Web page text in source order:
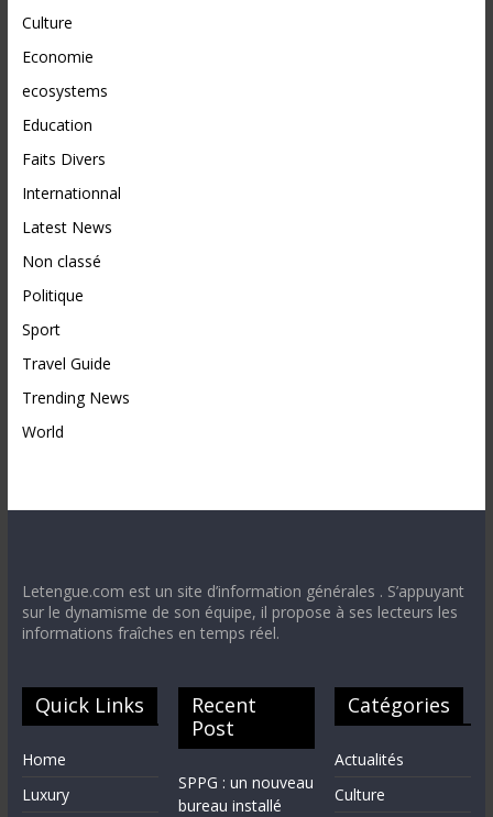
Culture
Economie
ecosystems
Education
Faits Divers
Internationnal
Latest News
Non classé
Politique
Sport
Travel Guide
Trending News
World
Letengue.com est un site d’information générales . S’appuyant
sur le dynamisme de son équipe, il propose à ses lecteurs les
informations fraîches en temps réel.
Quick Links
Home
Luxury
Recent
Post
SPPG : un nouveau
bureau installé
Catégories
Actualités
Culture